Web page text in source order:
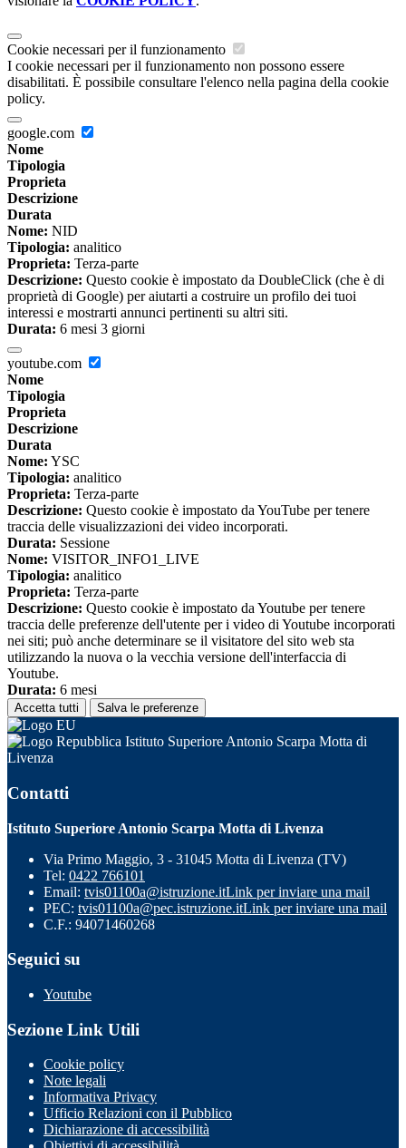
Cookie necessari per il funzionamento
I cookie necessari per il funzionamento non possono essere
disabilitati. È possibile consultare l'elenco nella pagina della cookie
policy.
google.com
Nome
Tipologia
Proprieta
Descrizione
Durata
Nome: NID
Tipologia: analitico
Proprieta: Terza-parte
Descrizione: Questo cookie è impostato da DoubleClick (che è di
proprietà di Google) per aiutarti a costruire un profilo dei tuoi
interessi e mostrarti annunci pertinenti su altri siti.
Durata: 6 mesi 3 giorni
youtube.com
Nome
Tipologia
Proprieta
Descrizione
Durata
Nome: YSC
Tipologia: analitico
Proprieta: Terza-parte
Descrizione: Questo cookie è impostato da YouTube per tenere
traccia delle visualizzazioni dei video incorporati.
Durata: Sessione
Nome: VISITOR_INFO1_LIVE
Tipologia: analitico
Proprieta: Terza-parte
Descrizione: Questo cookie è impostato da Youtube per tenere
traccia delle preferenze dell'utente per i video di Youtube incorporati
nei siti; può anche determinare se il visitatore del sito web sta
utilizzando la nuova o la vecchia versione dell'interfaccia di
Youtube.
Durata: 6 mesi
Accetta tutti Salva le preferenze
Istituto Superiore Antonio Scarpa Motta di
Livenza
Contatti
Istituto Superiore Antonio Scarpa Motta di Livenza
Via Primo Maggio, 3 - 31045 Motta di Livenza (TV)
Tel: 0422 766101
Email: tvis01100a@istruzione.itLink per inviare una mail
PEC: tvis01100a@pec.istruzione.itLink per inviare una mail
C.F.: 94071460268
Seguici su
Youtube
Sezione Link Utili
Cookie policy
Note legali
Informativa Privacy
Ufficio Relazioni con il Pubblico
Dichiarazione di accessibilità